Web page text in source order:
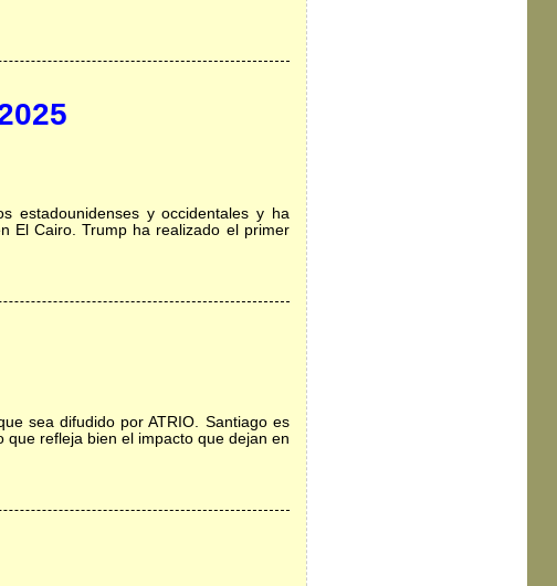
estadounidenses y occidentales y ha
El Cairo. Trump ha realizado el primer
sea difudido por ATRIO. Santiago es
refleja bien el impacto que dejan en